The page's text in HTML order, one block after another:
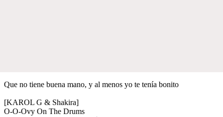
Que no tiene buena mano, y al menos yo te tenía bonito
[KAROL G & Shakira]
O-O-Ovy On The Drums